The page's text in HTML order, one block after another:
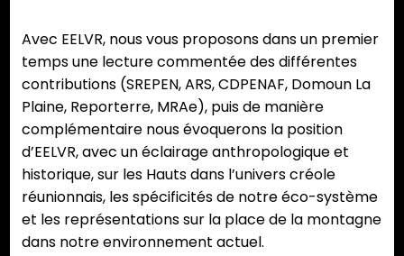
Avec EELVR, nous vous proposons dans un premier
temps une lecture commentée des différentes
contributions (SREPEN, ARS, CDPENAF, Domoun La
Plaine, Reporterre, MRAe), puis de manière
complémentaire nous évoquerons la position
d’EELVR, avec un éclairage anthropologique et
historique, sur les Hauts dans l’univers créole
réunionnais, les spécificités de notre éco-système
et les représentations sur la place de la montagne
dans notre environnement actuel.